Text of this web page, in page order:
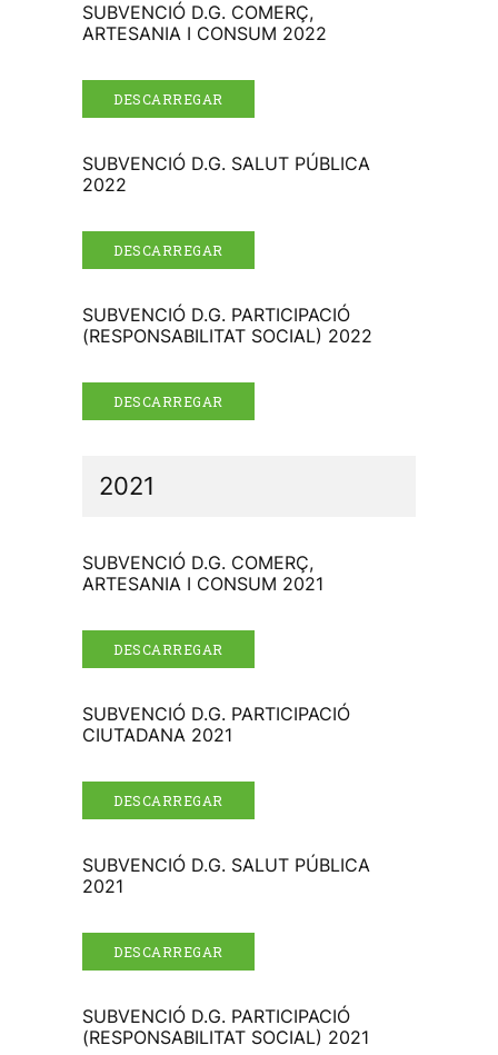
SUBVENCIÓ D.G. COMERÇ,
ARTESANIA I CONSUM 2022
DESCARREGAR
SUBVENCIÓ D.G. SALUT PÚBLICA
2022
DESCARREGAR
SUBVENCIÓ D.G. PARTICIPACIÓ
(RESPONSABILITAT SOCIAL) 2022
DESCARREGAR
2021
SUBVENCIÓ D.G. COMERÇ,
ARTESANIA I CONSUM 2021
DESCARREGAR
SUBVENCIÓ D.G. PARTICIPACIÓ
CIUTADANA 2021
DESCARREGAR
SUBVENCIÓ D.G. SALUT PÚBLICA
2021
DESCARREGAR
SUBVENCIÓ D.G. PARTICIPACIÓ
(RESPONSABILITAT SOCIAL) 2021